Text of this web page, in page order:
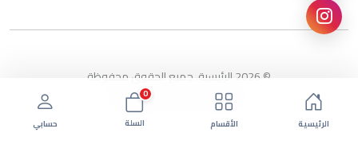
© 2026 الرئيسية. جميع الحقوق محفوظة
بواسطة ebda3-eg.com
الرئيسية الأقسام
0
السلة
حسابي